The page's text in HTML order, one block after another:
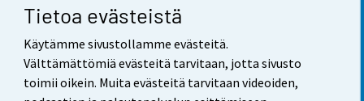
Tietoa evästeistä
Käytämme sivustollamme evästeitä.
Välttämättömiä evästeitä tarvitaan, jotta sivusto
toimii oikein. Muita evästeitä tarvitaan videoiden,
Yhteystiedot
Palaute
Käyttöehdot